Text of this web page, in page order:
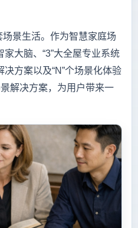
景生活。作为智慧家庭场
家大脑、“3”大全屋专业系统
决方案以及“N”个场景化体验
解决方案，为用户带来一